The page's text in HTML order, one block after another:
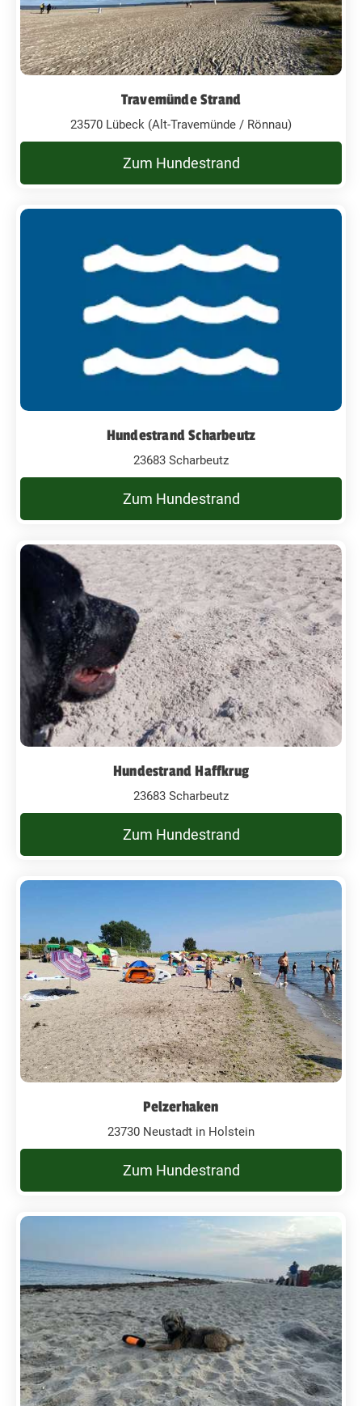
Travemünde Strand
23570 Lübeck (Alt-Travemünde / Rönnau)
Zum Hundestrand
Hundestrand Scharbeutz
23683 Scharbeutz
Zum Hundestrand
Hundestrand Haffkrug
23683 Scharbeutz
Zum Hundestrand
Pelzerhaken
23730 Neustadt in Holstein
Zum Hundestrand